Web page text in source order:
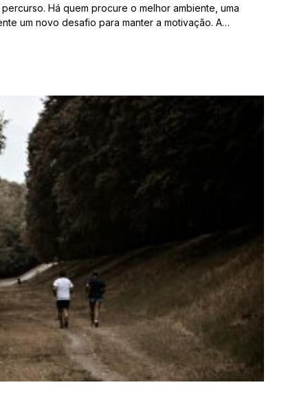
Há quem procure o melhor ambiente, uma
um novo desafio para manter a motivação. A
ter nada a ver com aquilo que outro […]